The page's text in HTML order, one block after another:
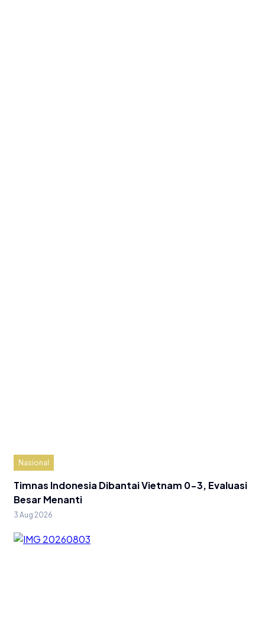
Nasional
Timnas Indonesia Dibantai Vietnam 0-3, Evaluasi
Besar Menanti
3 Aug 2026